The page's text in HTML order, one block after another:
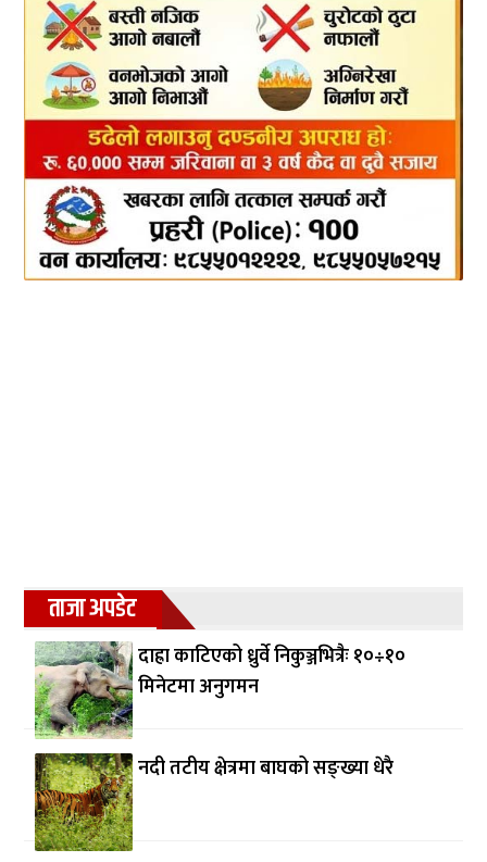
ताजा अपडेट
दाह्रा काटिएको ध्रुर्वे निकुञ्जभित्रैः १०÷१०
मिनेटमा अनुगमन
नदी तटीय क्षेत्रमा बाघको सङ्ख्या धेरै